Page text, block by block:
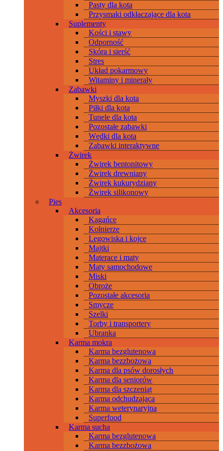
Pasty dla kota
Przysmaki odkłaczające dla kota
Suplementy
Kości i stawy
Odporność
Skóra i sierść
Stres
Układ pokarmowy
Witaminy i minerały
Zabawki
Myszki dla kota
Piłki dla kota
Tunele dla kota
Pozostałe zabawki
Wędki dla kota
Zabawki interaktywne
Żwirek
Żwirek bentonitowy
Żwirek drewniany
Żwirek kukurydziany
Żwirek silikonowy
Pies
Akcesoria
Kagańce
Kołnierze
Legowiska i kojce
Majtki
Materace i maty
Maty samochodowe
Miski
Obroże
Pozostałe akcesoria
Smycze
Szelki
Torby i transportery
Ubranka
Karma mokra
Karma bezglutenowa
Karma bezzbożowa
Karma dla psów dorosłych
Karma dla seniorów
Karma dla szczeniąt
Karma odchudzająca
Karma weterynaryjna
Superfood
Karma sucha
Karma bezglutenowa
Karma bezzbożowa